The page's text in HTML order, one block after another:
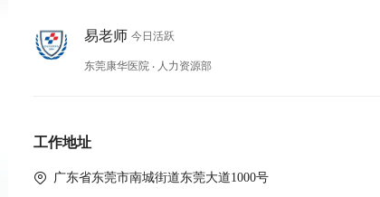
易老师 今日活跃
东莞康华医院 ‧ 人力资源部
工作地址
广东省东莞市南城街道东莞大道1000号